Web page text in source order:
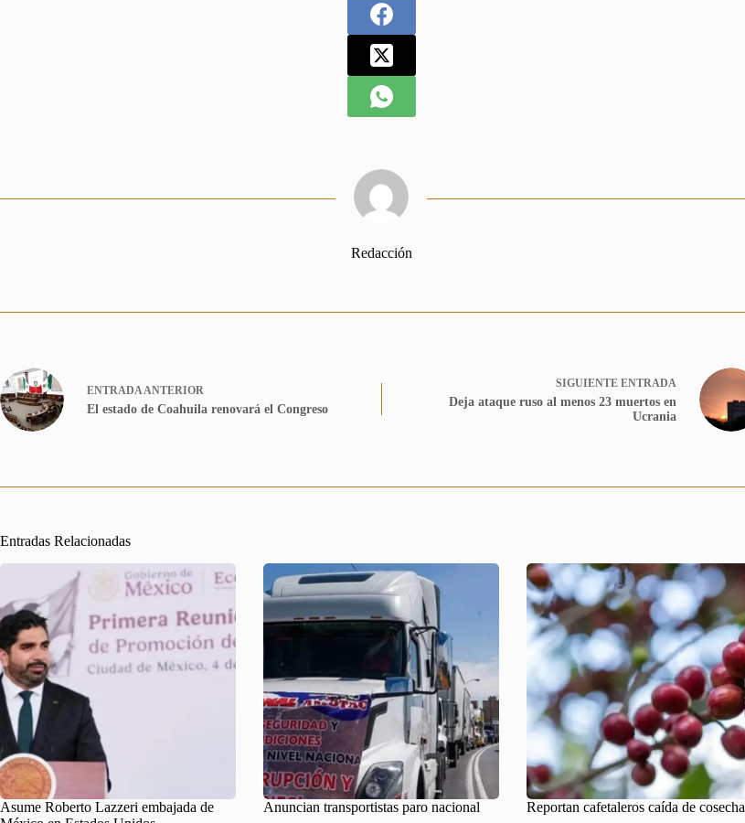
Redacción
ENTRADAANTERIOR
El estado de Coahuila renovará el Congreso
SIGUIENTE ENTRADA
Deja ataque ruso al menos 23 muertos en
Ucrania
Entradas Relacionadas
Asume Roberto Lazzeri embajada de
Anuncian transportistas paro nacional Reportan cafetaleros caída de cosecha